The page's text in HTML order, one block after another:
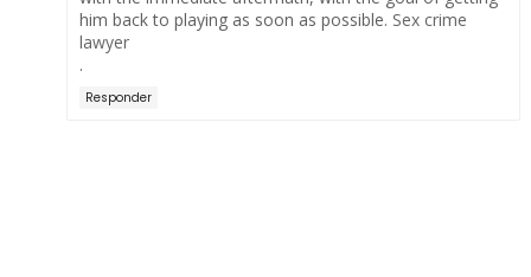
him back to playing as soon as possible. Sex crime
lawyer
.
Responder